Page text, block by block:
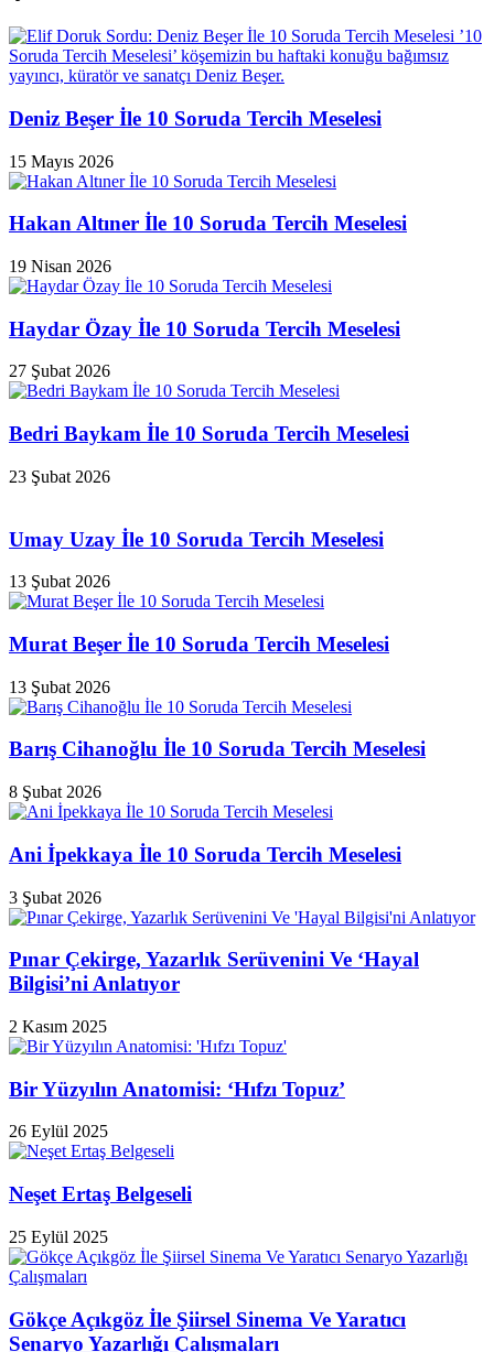
Deniz Beşer İle 10 Soruda Tercih Meselesi
15 Mayıs 2026
Hakan Altıner İle 10 Soruda Tercih Meselesi
19 Nisan 2026
Haydar Özay İle 10 Soruda Tercih Meselesi
27 Şubat 2026
Bedri Baykam İle 10 Soruda Tercih Meselesi
23 Şubat 2026
Umay Uzay İle 10 Soruda Tercih Meselesi
13 Şubat 2026
Murat Beşer İle 10 Soruda Tercih Meselesi
13 Şubat 2026
Barış Cihanoğlu İle 10 Soruda Tercih Meselesi
8 Şubat 2026
Ani İpekkaya İle 10 Soruda Tercih Meselesi
3 Şubat 2026
Pınar Çekirge, Yazarlık Serüvenini Ve ‘Hayal
Bilgisi’ni Anlatıyor
2 Kasım 2025
Bir Yüzyılın Anatomisi: ‘Hıfzı Topuz’
26 Eylül 2025
Neşet Ertaş Belgeseli
25 Eylül 2025
Gökçe Açıkgöz İle Şiirsel Sinema Ve Yaratıcı
Senaryo Yazarlığı Çalışmaları